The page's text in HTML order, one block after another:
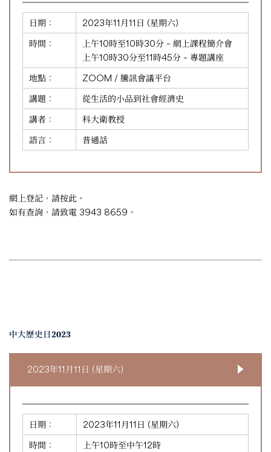
日期：
2023年11月11日 (星期六)
時間：
上午10時至10時30分 – 網上課程簡介會
上午10時30分至11時45分 – 專題講座
地點：
ZOOM / 騰訊會議平台
講題：
從生活的小品到社會經濟史
講者：
科大衛教授
語言：
普通話
網上登記，請按此 。
如有查詢，請致電 3943 8659。
中大歷史日2023
2023年11月11日 (星期六)
日期：
2023年11月11日 (星期六)
時間：
上午10時至中午12時